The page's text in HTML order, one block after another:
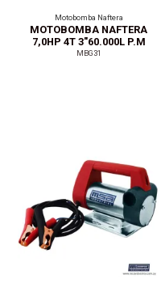
Motobomba Naftera
MOTOBOMBA NAFTERA
7,0HP 4T 3"60.000L P.M
MBG31